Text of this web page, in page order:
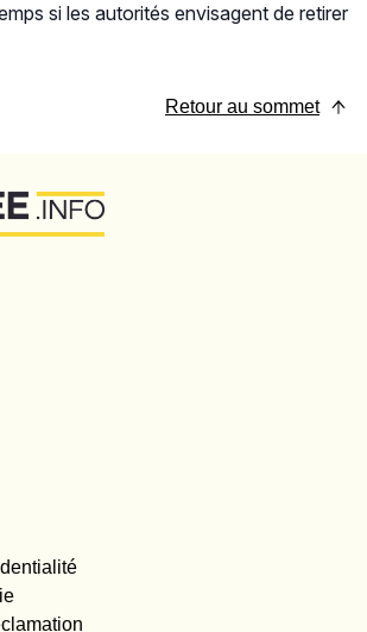
si les autorités envisagent de retirer
Retour au sommet